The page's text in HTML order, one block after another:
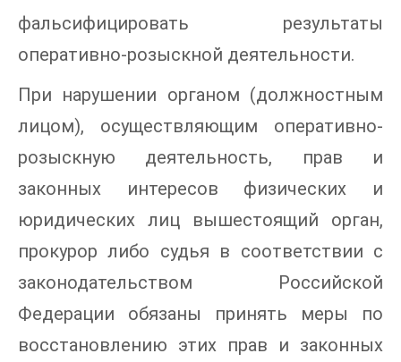
фальсифицировать результаты
оперативно-розыскной деятельности.
При нарушении органом (должностным
лицом), осуществляющим оперативно-
розыскную деятельность, прав и
законных интересов физических и
юридических лиц вышестоящий орган,
прокурор либо судья в соответствии с
законодательством Российской
Федерации обязаны принять меры по
восстановлению этих прав и законных